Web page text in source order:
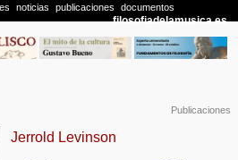
Publicaciones
Jerrold Levinson